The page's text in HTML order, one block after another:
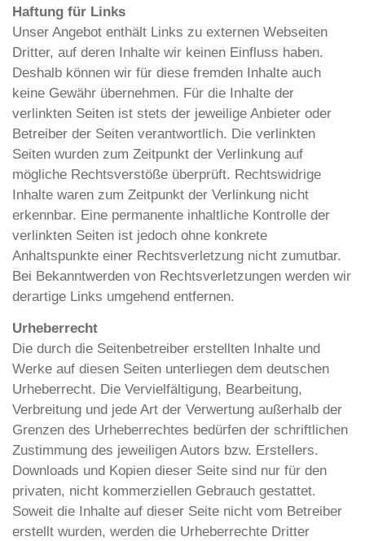
Haftung für Links
Unser Angebot enthält Links zu externen Webseiten
Dritter, auf deren Inhalte wir keinen Einfluss haben.
Deshalb können wir für diese fremden Inhalte auch
keine Gewähr übernehmen. Für die Inhalte der
verlinkten Seiten ist stets der jeweilige Anbieter oder
Betreiber der Seiten verantwortlich. Die verlinkten
Seiten wurden zum Zeitpunkt der Verlinkung auf
mögliche Rechtsverstöße überprüft. Rechtswidrige
Inhalte waren zum Zeitpunkt der Verlinkung nicht
erkennbar. Eine permanente inhaltliche Kontrolle der
verlinkten Seiten ist jedoch ohne konkrete
Anhaltspunkte einer Rechtsverletzung nicht zumutbar.
Bei Bekanntwerden von Rechtsverletzungen werden wir
derartige Links umgehend entfernen.
Urheberrecht
Die durch die Seitenbetreiber erstellten Inhalte und
Werke auf diesen Seiten unterliegen dem deutschen
Urheberrecht. Die Vervielfältigung, Bearbeitung,
Verbreitung und jede Art der Verwertung außerhalb der
Grenzen des Urheberrechtes bedürfen der schriftlichen
Zustimmung des jeweiligen Autors bzw. Erstellers.
Downloads und Kopien dieser Seite sind nur für den
privaten, nicht kommerziellen Gebrauch gestattet.
Soweit die Inhalte auf dieser Seite nicht vom Betreiber
erstellt wurden, werden die Urheberrechte Dritter